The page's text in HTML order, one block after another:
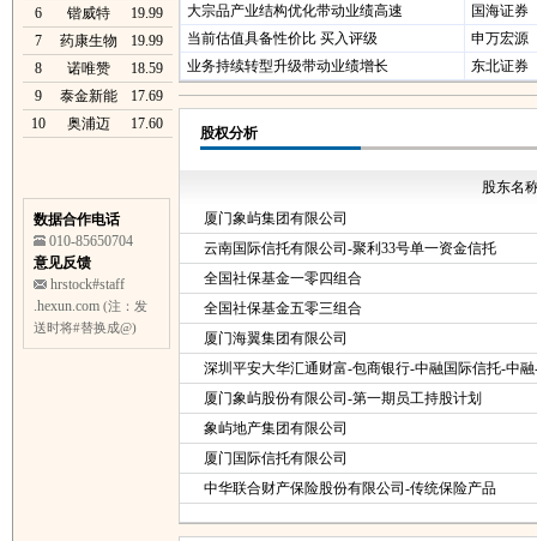
6
锴威特
19.99
7
药康生物
19.99
8
诺唯赞
18.59
9
泰金新能
17.69
10
奥浦迈 17.60
数据合作电话
010-85650704
意见反馈
hrstock#staff
.hexun.com (注：发
送时将#替换成@)
大宗品产业结构优化带动业绩高速
国海证券
当前估值具备性价比 买入评级
申万宏源
业务持续转型升级带动业绩增长
东北证券
股权分析
股东名
厦门象屿集团有限公司
云南国际信托有限公司-聚利33号单一资金信托
全国社保基金一零四组合
全国社保基金五零三组合
厦门海翼集团有限公司
深圳平安大华汇通财富-包商银行-中融国际信托-中
厦门象屿股份有限公司-第一期员工持股计划
象屿地产集团有限公司
厦门国际信托有限公司
中华联合财产保险股份有限公司-传统保险产品